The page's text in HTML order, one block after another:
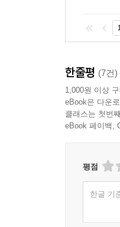
갑자기 마주
있다. 그날도
이 이야기는,
뜬금없는 안
이 이야기들
이력서를
여기까지?
좋겠다._‘작
한줄평 (7건)
1,000원 이상
eBook은 다운
클래스는 첫번
eBook 페이백,
평점
한글 기